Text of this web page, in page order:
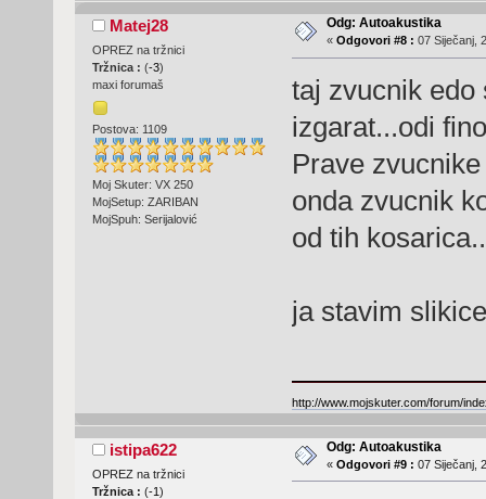
Matej28
OPREZ na tržnici
Tržnica : (-3)
maxi forumaš
Postova: 1109
Moj Skuter: VX 250
MojSetup: ZARIBAN
MojSpuh: Serijalović
Odg: Autoakustika
« Odgovori #8 : 07 Siječanj,
taj zvucnik edo
izgarat...odi
Prave
onda zvucnik
od tih
ja stavim
http://www.mojskuter.com/forum/
istipa622
OPREZ na tržnici
Tržnica : (-1)
Odg: Autoakustika
« Odgovori #9 : 07 Siječanj,